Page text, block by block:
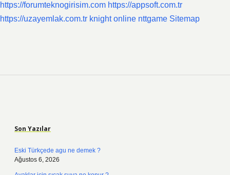
https://forumteknogirisim.com https://appsoft.com.tr
https://uzayemlak.com.tr knight online nttgame Sitemap
Son Yazılar
Eski Türkçede agu ne demek ?
Ağustos 6, 2026